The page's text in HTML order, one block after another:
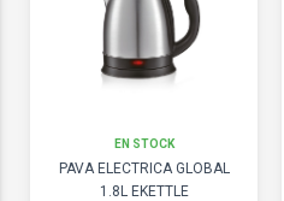
EN STOCK
PAVA ELECTRICA GLOBAL
1.8L EKETTLE